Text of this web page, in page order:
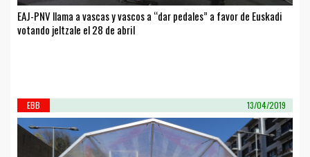
EAJ-PNV llama a vascas y vascos a “dar pedales” a favor de Euskadi
votando jeltzale el 28 de abril
EBB 13/04/2019